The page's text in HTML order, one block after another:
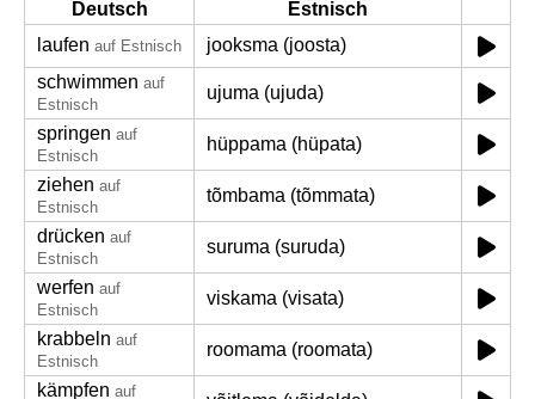
Deutsch
Estnisch
laufen auf Estnisch
jooksma (joosta)
schwimmen auf
Estnisch
ujuma (ujuda)
springen auf
Estnisch
hüppama (hüpata)
ziehen auf
Estnisch
tõmbama (tõmmata)
drücken auf
Estnisch
suruma (suruda)
werfen auf
Estnisch
viskama (visata)
krabbeln auf
Estnisch
roomama (roomata)
kämpfen auf